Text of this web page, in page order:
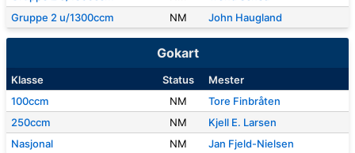
Gruppe 2 u/1300ccm
NM John Haugland
Gokart
Klasse Status
Mester
100ccm
NM
Tore Finbråten
250ccm
NM
Kjell E. Larsen
Nasjonal
NM Jan Fjeld-Nielsen